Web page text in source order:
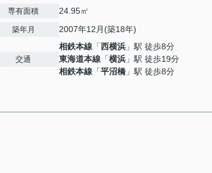
専有面積 24.95㎡
築年月 2007年12月(築18年)
交通
相鉄本線 「西横浜 」駅 徒歩8分
東海道本線 「横浜 」駅 徒歩19分
相鉄本線 「平沼橋 」駅 徒歩8分